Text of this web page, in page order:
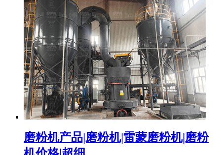
磨粉机产品|磨粉机|雷蒙磨粉机|磨粉